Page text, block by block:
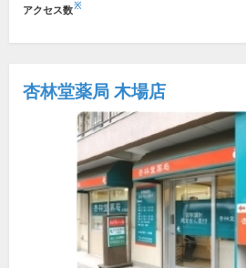
アクセス数※
杏林堂薬局 木場店